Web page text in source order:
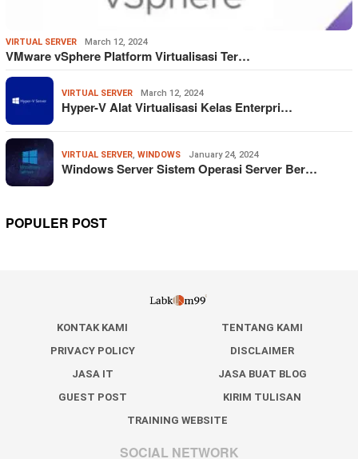
VIRTUAL SERVER March 12, 2024
VMware vSphere Platform Virtualisasi Ter…
VIRTUAL SERVER March 12, 2024
Hyper-V Alat Virtualisasi Kelas Enterpri…
VIRTUAL SERVER, WINDOWS January 24, 2024
Windows Server Sistem Operasi Server Ber…
POPULER POST
KONTAK KAMI
TENTANG KAMI
PRIVACY POLICY
DISCLAIMER
JASA IT
JASA BUAT BLOG
GUEST POST
KIRIM TULISAN
TRAINING WEBSITE
SOCIAL NETWORK